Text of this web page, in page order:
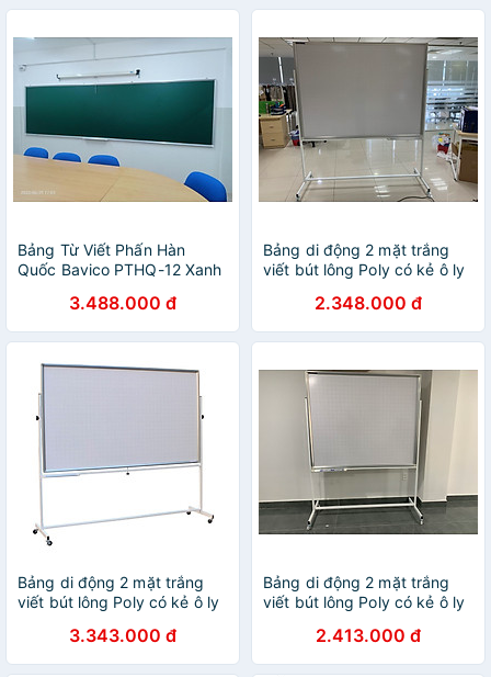
Bảng Từ Viết Phấn Hàn
Quốc Bavico PTHQ-12 Xanh
3.488.000 đ
Bảng di động 2 mặt trắng
viết bút lông Poly có kẻ ô ly
2.348.000 đ
Bảng di động 2 mặt trắng
viết bút lông Poly có kẻ ô ly
3.343.000 đ
Bảng di động 2 mặt trắng
viết bút lông Poly có kẻ ô ly
2.413.000 đ